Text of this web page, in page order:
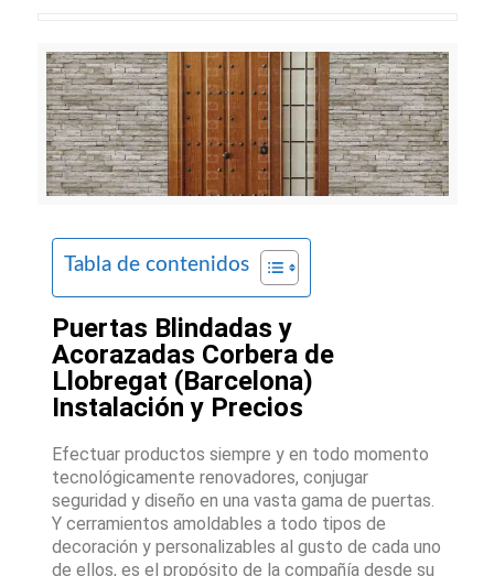
Tabla de contenidos
Puertas Blindadas y
Acorazadas Corbera de
Llobregat (Barcelona)
Instalación y Precios
Efectuar productos siempre y en todo momento
tecnológicamente renovadores, conjugar
seguridad y diseño en una vasta gama de puertas.
Y cerramientos amoldables a todo tipos de
decoración y personalizables al gusto de cada uno
de ellos, es el propósito de la compañía desde su